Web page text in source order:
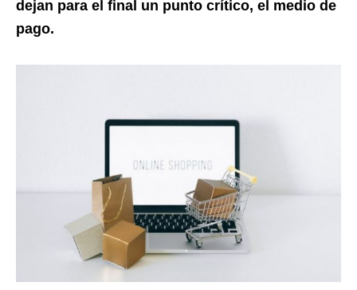
dejan para el final un punto crítico, el medio de
pago.